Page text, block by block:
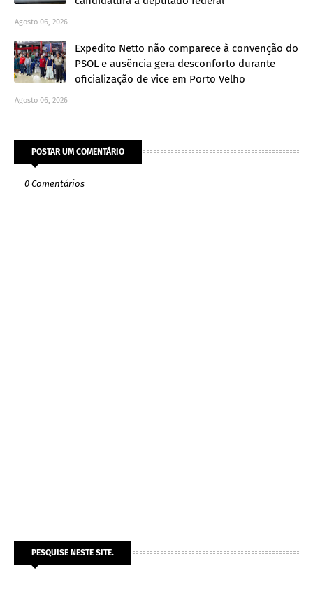
Agosto 06, 2026
Expedito Netto não comparece à convenção do
PSOL e ausência gera desconforto durante
oficialização de vice em Porto Velho
Agosto 06, 2026
POSTAR UM COMENTÁRIO
0 Comentários
PESQUISE NESTE SITE.